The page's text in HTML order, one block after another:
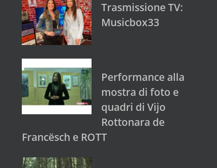
Trasmissione TV:
Musicbox33
Performance alla
mostra di foto e
quadri di Vijo
Rottonara de
Francësch e ROTT